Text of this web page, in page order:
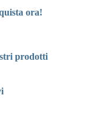
ora!
prodotti